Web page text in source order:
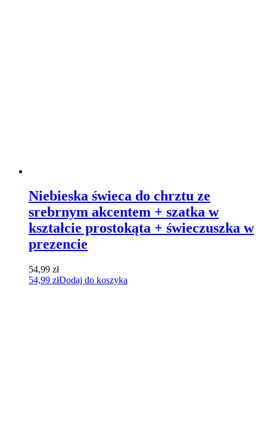
Niebieska świeca do chrztu ze
srebrnym akcentem + szatka w
kształcie prostokąta + świeczuszka w
prezencie
54,99 zł
54,99 złDodaj do koszyka